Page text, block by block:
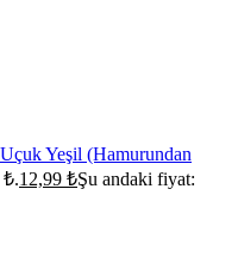
Yeşil (Hamurundan
12,99 ₺Şu andaki fiyat: